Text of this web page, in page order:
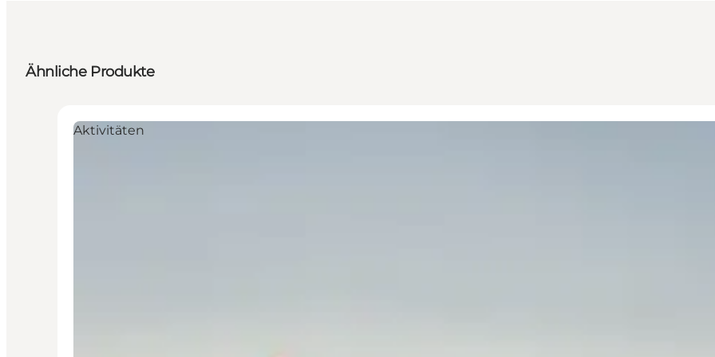
Ähnliche Produkte
Aktivitäten